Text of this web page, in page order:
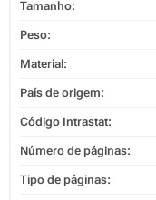
Tamanho:
Peso:
Material:
País de origem:
Código Intrastat:
Número de páginas:
Tipo de páginas: